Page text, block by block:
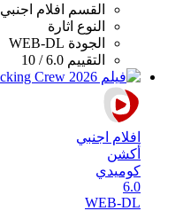
القسم
افلام اجنبي
النوع اثارة
الجودة WEB-DL
التقييم 6.0 / 10
افلام اجنبي
أكشن
كوميدي
6.0
WEB-DL